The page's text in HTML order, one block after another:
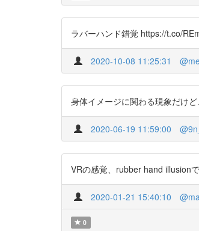
ラバーハンド錯覚 https://t.co/
2020-10-08 11:25:31
身体イメージに関わる現象だけ
2020-06-19 11:59:00
VRの感覚、rubber hand illusion
2020-01-21 15:40:10
0